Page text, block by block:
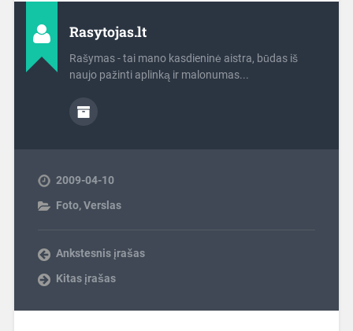
Rasytojas.lt
Rašymas - tai mano kasdieninė aistra, būdas iš
naujo pažinti aplinką ir malonumas...
2009-04-10
Foto,Verslas
Ankstesnis įrašas
Kitas įrašas